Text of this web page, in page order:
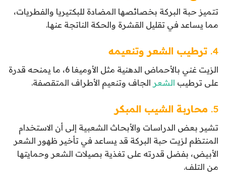
تتميز حبة البركة بخصائصها المضادة للبكتيريا والفطريات،
مما يساعد في تقليل القشرة والحكة الناتجة عنها.
4. ترطيب الشعر وتنعيمه
الزيت غني بالأحماض الدهنية مثل الأوميغا 6، ما يمنحه قدرة
على ترطيب الشعر الجاف وتنعيم الأطراف المتقصفة.
5. محاربة الشيب المبكر
تشير بعض الدراسات والأبحاث الشعبية إلى أن الاستخدام
المنتظم لزيت حبة البركة قد يساعد في تأخير ظهور الشعر
الأبيض، بفضل قدرته على تغذية بصيلات الشعر وحمايتها
من التلف.